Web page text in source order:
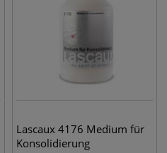
Lascaux 4176 Medium für
Konsolidierung